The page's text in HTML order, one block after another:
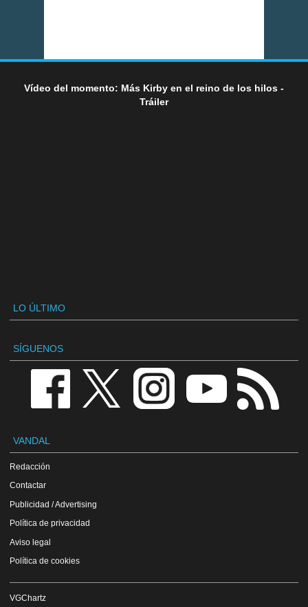
Vídeo del momento: Más Kirby en el reino de los hilos -
Tráiler
LO ÚLTIMO
SÍGUENOS
VANDAL
Redacción
Contactar
Publicidad / Advertising
Política de privacidad
Aviso legal
Política de cookies
VGChartz